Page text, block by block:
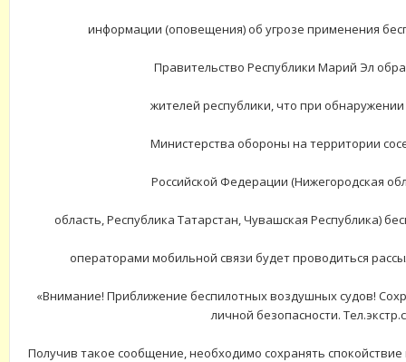
информации (оповещения) об угрозе применения
Правительство Республики Марий Эл
жителей республики, что при
Министерства обороны на территории
Российской Федерации (Нижегородская
область, Республика Татарстан, Чувашская Республика)
операторами мобильной связи будет проводиться
«Внимание! Приближение беспилотных воздушных судов!
личной безопасности.
Получив такое сообщение, необходимо сохранять